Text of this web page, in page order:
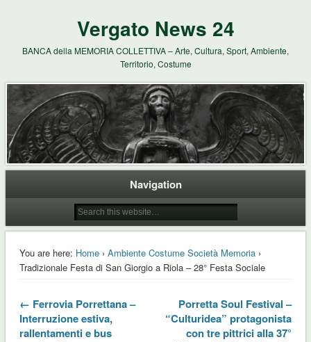
Vergato News 24
BANCA della MEMORIA COLLETTIVA – Arte, Cultura, Sport, Ambiente,
Territorio, Costume
Navigation
You are here: Home› Ambiente Costume Società Memoria›
Tradizionale Festa di San Giorgio a Riola – 28° Festa Sociale
← Ferrovia Porrettana –
Interruzione estiva,
rallentamenti e bus
Porretta Soul Festival –
“Culturidea” protagonista
con tre pittrici alla 37°